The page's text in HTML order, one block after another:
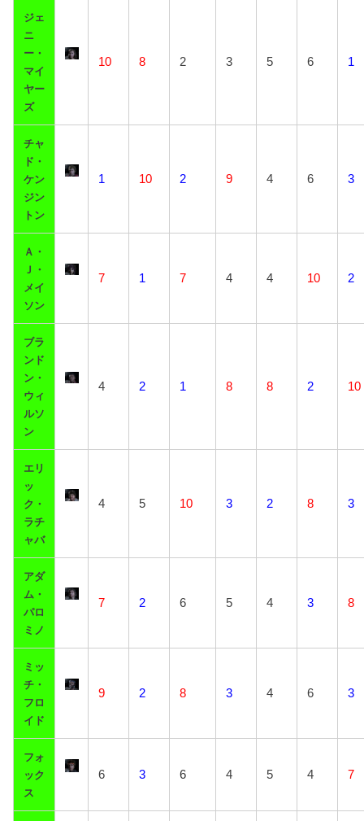
ジェ
ニ
ー・
マイ
ヤー
ズ
10 8 2 3 5 6 1
チャ
ド・
ケン
ジン
トン
1 10 2 9 4 6 3
Ａ・
Ｊ・
メイ
ソン
7 1 7 4 4 10 2
ブラ
ンド
ン・
ウィ
ルソ
ン
4 2 1 8 8 2 10
エリ
ッ
ク・
ラチ
ャバ
4 5 10 3 2 8 3
アダ
ム・
パロ
ミノ
7 2 6 5 4 3 8
ミッ
チ・
フロ
イド
9 2 8 3 4 6 3
フォ
ック
ス
6 3 6 4 5 4 7